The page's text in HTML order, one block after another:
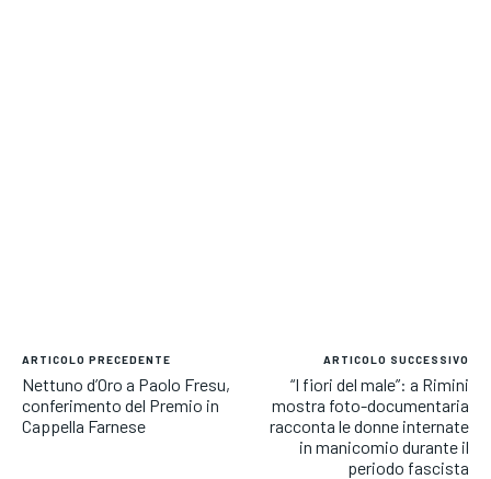
ARTICOLO PRECEDENTE
Nettuno d’Oro a Paolo Fresu,
conferimento del Premio in
Cappella Farnese
ARTICOLO SUCCESSIVO
“I fiori del male”: a Rimini
mostra foto-documentaria
racconta le donne internate
in manicomio durante il
periodo fascista